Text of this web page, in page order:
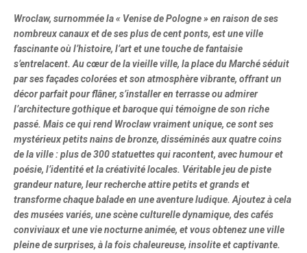
Wroclaw, surnommée la « Venise de Pologne » en raison de ses
nombreux canaux et de ses plus de cent ponts, est une ville
fascinante où l’histoire, l’art et une touche de fantaisie
s’entrelacent. Au cœur de la vieille ville, la place du Marché séduit
par ses façades colorées et son atmosphère vibrante, offrant un
décor parfait pour flâner, s’installer en terrasse ou admirer
l’architecture gothique et baroque qui témoigne de son riche
passé. Mais ce qui rend Wroclaw vraiment unique, ce sont ses
mystérieux petits nains de bronze, disséminés aux quatre coins
de la ville : plus de 300 statuettes qui racontent, avec humour et
poésie, l’identité et la créativité locales. Véritable jeu de piste
grandeur nature, leur recherche attire petits et grands et
transforme chaque balade en une aventure ludique. Ajoutez à cela
des musées variés, une scène culturelle dynamique, des cafés
conviviaux et une vie nocturne animée, et vous obtenez une ville
pleine de surprises, à la fois chaleureuse, insolite et captivante.